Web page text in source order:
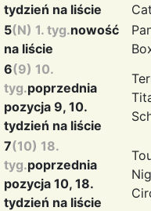
tydzień na liście
5(N) 1. tyg.nowość
na liście
6(9) 10.
tyg.poprzednia
pozycja 9, 10.
tydzień na liście
7(10) 18.
tyg.poprzednia
pozycja 10, 18.
tydzień na liście